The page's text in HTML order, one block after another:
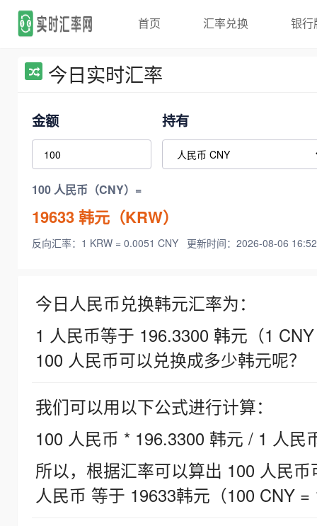
首页 汇率兑换 银行
今日实时汇率
金额 持有
100 人民币（CNY）=
19633韩元（KRW）
反向汇率：1 KRW = 0.0051 CNY 更新时间：2026-08-06
今日人民币兑换韩元汇率为：
1 人民币等于 196.3300 韩元（1
100 人民币可以兑换成多少韩元呢？
我们可以用以下公式进行计算：
100 人民币 * 196.3300 韩元 / 1 人民
所以，根据汇率可以算出 100 人民
人民币 等于 19633韩元（100 CNY =